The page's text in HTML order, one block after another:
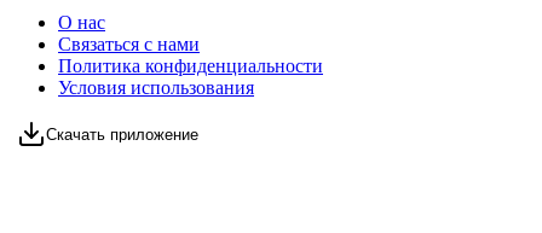
О нас
Связаться с нами
Политика конфиденциальности
Условия использования
Скачать приложение